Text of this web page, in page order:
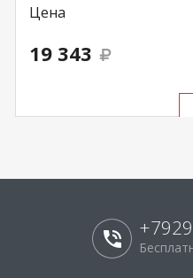
Цена
19 343